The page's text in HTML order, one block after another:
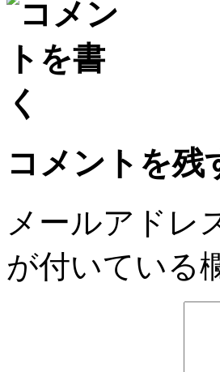
コメントを残
メールアドレ
が付いている